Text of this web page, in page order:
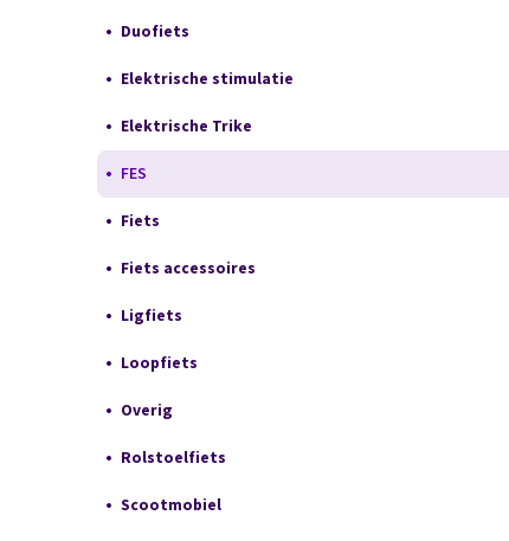
Duofiets
Elektrische stimulatie
Elektrische Trike
FES
Fiets
Fiets accessoires
Ligfiets
Loopfiets
Overig
Rolstoelfiets
Scootmobiel